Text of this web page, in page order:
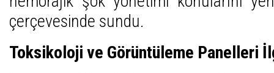
çerçevesinde sundu.
Toksikoloji ve Görüntüleme Panelleri